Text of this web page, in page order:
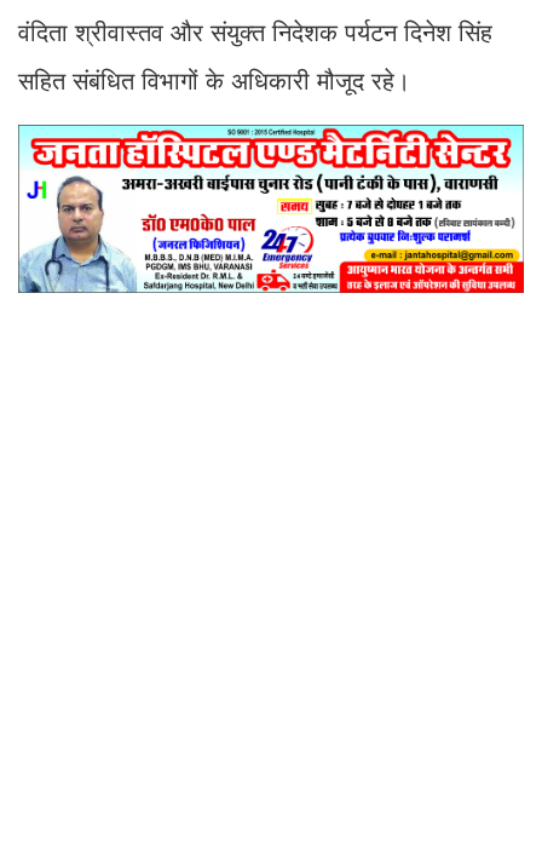
वंदिता श्रीवास्तव और संयुक्त निदेशक पर्यटन दिनेश सिंह
सहित संबंधित विभागों के अधिकारी मौजूद रहे।